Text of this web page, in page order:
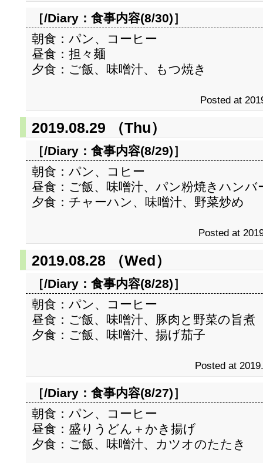
［/Diary： 食事内容(8/30)］
朝食：パン、コーヒー
昼食：担々麺
夕食：ご飯、味噌汁、もつ焼き
Posted at
2019.08.29 （Thu）
［/Diary： 食事内容(8/29)］
朝食：パン、コヒー
昼食：ご飯、味噌汁、パン粉焼きハンバ
夕食：チャーハン、味噌汁、野菜炒め
Posted at
2019.08.28 （Wed）
［/Diary： 食事内容(8/28)］
朝食：パン、コーヒー
昼食：ご飯、味噌汁、豚肉と野菜の旨煮
夕食：ご飯、味噌汁、揚げ茄子
Posted at
［/Diary： 食事内容(8/27)］
朝食：パン、コーヒー
昼食：盛りうどん＋かき揚げ
夕食：ご飯、味噌汁、カツオのたたき